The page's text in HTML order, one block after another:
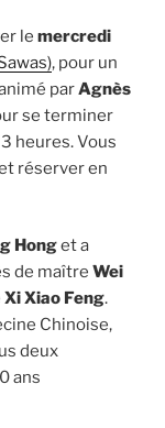
le mercredi
, pour un
parAgnès
se terminer
heures. Vous
réserver en
Honget a
de maître Wei
Xi Xiao Feng.
Chinoise,
deux
ans